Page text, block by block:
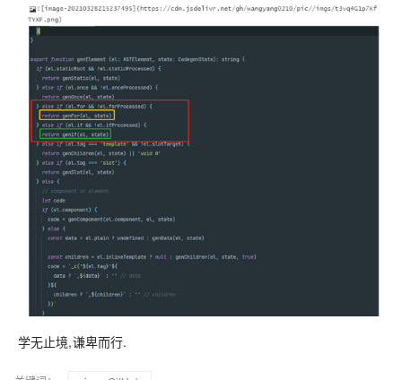
学无止境,谦卑而行.